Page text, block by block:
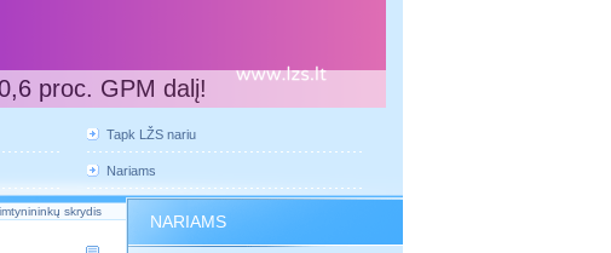
proc. GPM dalį!
Tapk LŽS nariu
Nariams
skrydis
NARIAMS